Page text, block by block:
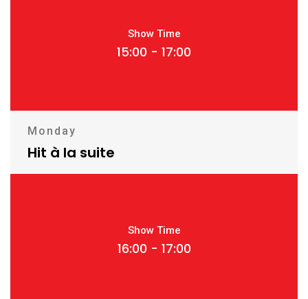
Show Time
15:00 - 17:00
Monday
Hit à la suite
Show Time
16:00 - 17:00